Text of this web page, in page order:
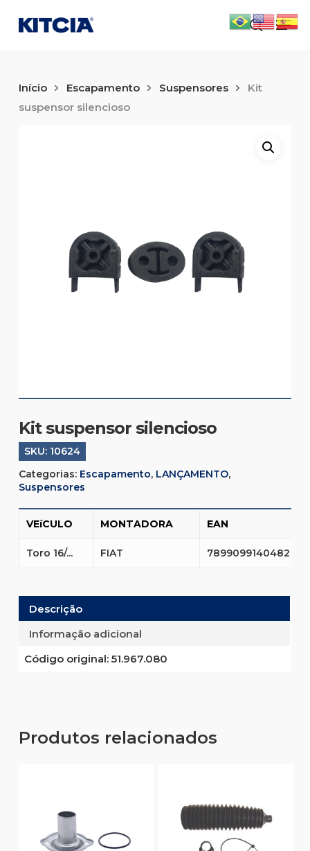
main
search
Início Escapamento Suspensores
Kit
suspensor silencioso
Kit suspensor silencioso
SKU: 10624
Categorias: Escapamento, LANÇAMENTO,
Suspensores
VEíCULO MONTADORA EAN
Toro 16/... FIAT 7899099140482
Descrição
Informação adicional
Código original:51.967.080
Produtos relacionados